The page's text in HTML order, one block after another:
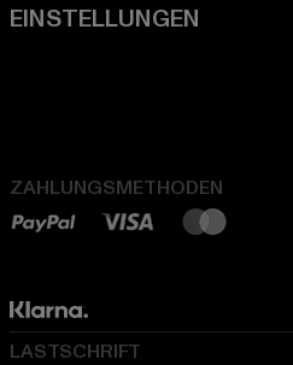
ZAHLUNGSMETHODEN
LASTSCHRIFT